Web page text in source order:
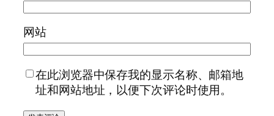
网站
在此浏览器中保存我的显示名称、邮箱地
址和网站地址，以便下次评论时使用。